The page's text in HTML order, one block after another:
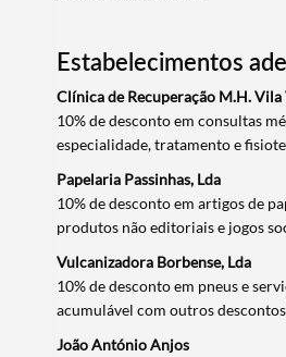
Estabelecimentos
Clínica de Recuperação M.H. Vila
10% de desconto em consultas
especialidade, tratamento e
Papelaria Passinhas, Lda
10% de desconto em artigos de
produtos não editoriais e jogos
Vulcanizadora Borbense, Lda
10% de desconto em pneus e
acumulável com outros
João António Anjos